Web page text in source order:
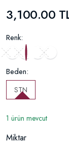
3,100.00
Renk:
Beden:
STN
1 ürün mevcut
Miktar